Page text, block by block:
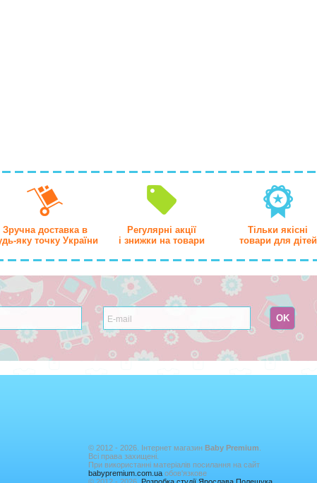
Зручна доставка в
яку точку України
Регулярні акції
і знижки на товари
Тільки якісні
товари для дітей
© 2012 - 2026. Інтернет магазин Baby Premium
Всі права захищені.
При використанні матеріалів посилання на сайт
babypremium.com.ua обов'язкове